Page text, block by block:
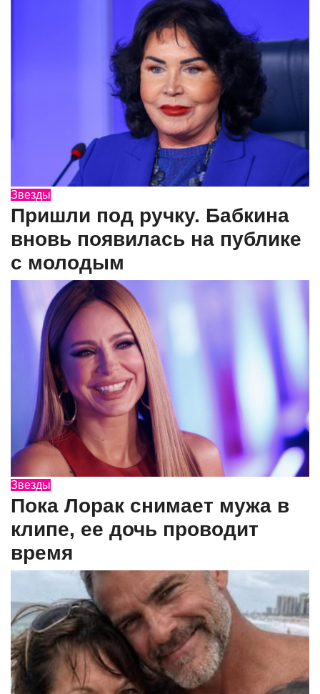
Звезды
Пришли под ручку. Бабкина
вновь появилась на публике
с молодым
Звезды
Пока Лорак снимает мужа в
клипе, ее дочь проводит
время